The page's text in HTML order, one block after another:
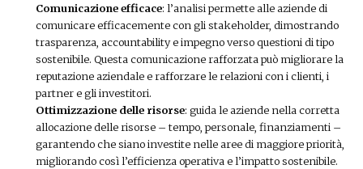
Comunicazione efficace: l’analisi permette alle aziende di
comunicare efficacemente con gli stakeholder, dimostrando
trasparenza, accountability e impegno verso questioni di tipo
sostenibile. Questa comunicazione rafforzata può migliorare la
reputazione aziendale e rafforzare le relazioni con i clienti, i
partner e gli investitori.
Ottimizzazione delle risorse: guida le aziende nella corretta
allocazione delle risorse – tempo, personale, finanziamenti –
garantendo che siano investite nelle aree di maggiore priorità,
migliorando così l’efficienza operativa e l’impatto sostenibile.